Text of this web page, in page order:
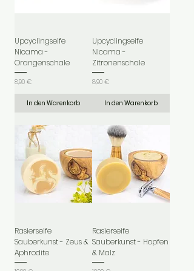
Upcyclingseife
Nicama -
Orangenschale
Preis
8,90 €
In den Warenkorb
Upcyclingseife
Nicama -
Zitronenschale
Preis
8,90 €
In den Warenkorb
Rasierseife
Sauberkunst - Zeus &
Aphrodite
Rasierseife
Sauberkunst - Hopfen
& Malz